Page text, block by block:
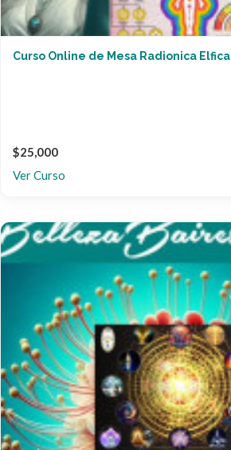
Curso Online de Mesa Radionica Elfica
$25,000
Ver Curso